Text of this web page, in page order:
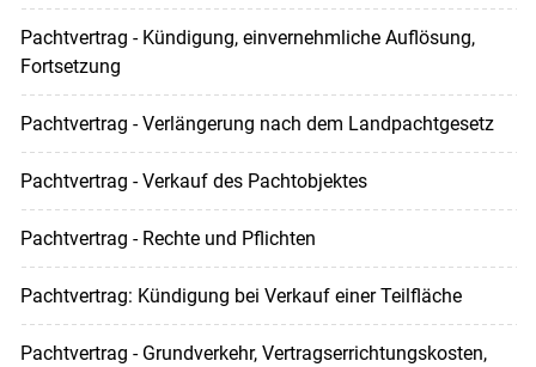
Pachtvertrag - Kündigung, einvernehmliche Auflösung,
Fortsetzung
Pachtvertrag - Verlängerung nach dem Landpachtgesetz
Pachtvertrag - Verkauf des Pachtobjektes
Pachtvertrag - Rechte und Pflichten
Pachtvertrag: Kündigung bei Verkauf einer Teilfläche
Pachtvertrag - Grundverkehr, Vertragserrichtungskosten,